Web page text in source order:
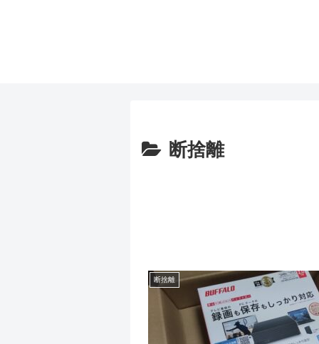
断捨離
断捨離